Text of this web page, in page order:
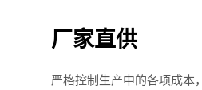
厂家直供
严格控制生产中的各项成本